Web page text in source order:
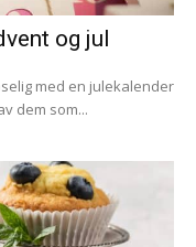
og jul
med en julekalender
dem som...